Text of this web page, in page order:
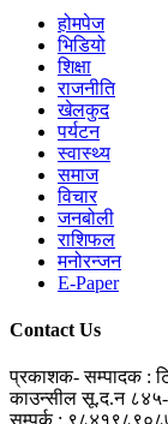
होमपेज
भिडियो
शिक्षा
राजनीति
खेलकुद
पर्यटन
स्वास्थ्य
समाज
विचार
जनबोली
राशिफल
मनोरन्जन
E-Paper
Contact Us
प्रकाशक- सम्पादक :
काउन्सील सू.द.न
सम्पर्क :